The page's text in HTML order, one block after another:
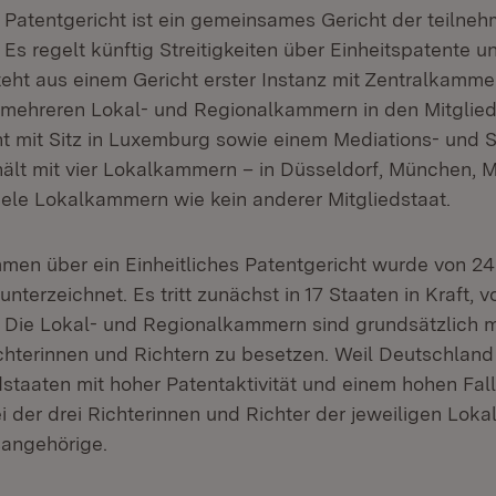
ist ein gemeinsames Gericht der
regelt künftig Streitigkeiten über Einheitspatente
aus einem Gericht erster Instanz mit
Lokal- und Regionalkammern in den
mit Sitz in Luxemburg sowie einem Mediations- und
mit vier Lokalkammern – in Düsseldorf, München,
Lokalkammern wie kein anderer Mitgliedstaat.
über ein Einheitliches Patentgericht wurde von
Es tritt zunächst in 17 Staaten in Kraft,
Lokal- und Regionalkammern sind grundsätzlich
und Richtern zu besetzen. Weil
mit hoher Patentaktivität und einem hohen
der drei Richterinnen und Richter der jeweiligen